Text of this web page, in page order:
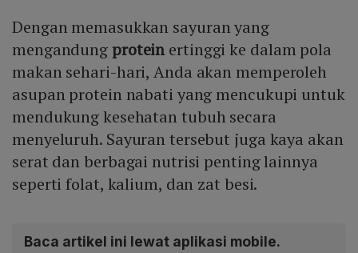
Dengan memasukkan sayuran yang
mengandungprotein ertinggi ke dalam pola
makan sehari-hari, Anda akan memperoleh
asupan protein nabati yang mencukupi untuk
mendukung kesehatan tubuh secara
menyeluruh. Sayuran tersebut juga kaya akan
serat dan berbagai nutrisi penting lainnya
seperti folat, kalium, dan zat besi.
Baca artikel ini lewat aplikasi mobile.